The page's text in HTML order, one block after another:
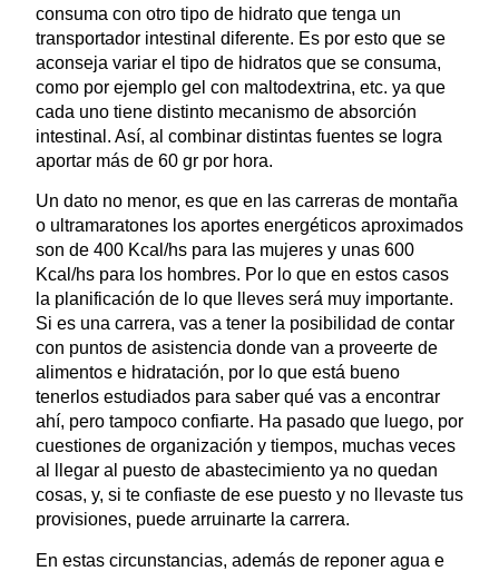
consuma con otro tipo de hidrato que tenga un
transportador intestinal diferente. Es por esto que se
aconseja variar el tipo de hidratos que se consuma,
como por ejemplo gel con maltodextrina, etc. ya que
cada uno tiene distinto mecanismo de absorción
intestinal. Así, al combinar distintas fuentes se logra
aportar más de 60 gr por hora.
Un dato no menor, es que en las carreras de montaña
o ultramaratones los aportes energéticos aproximados
son de 400 Kcal/hs para las mujeres y unas 600
Kcal/hs para los hombres. Por lo que en estos casos
la planificación de lo que lleves será muy importante.
Si es una carrera, vas a tener la posibilidad de contar
con puntos de asistencia donde van a proveerte de
alimentos e hidratación, por lo que está bueno
tenerlos estudiados para saber qué vas a encontrar
ahí, pero tampoco confiarte. Ha pasado que luego, por
cuestiones de organización y tiempos, muchas veces
al llegar al puesto de abastecimiento ya no quedan
cosas, y, si te confiaste de ese puesto y no llevaste tus
provisiones, puede arruinarte la carrera.
En estas circunstancias, además de reponer agua e